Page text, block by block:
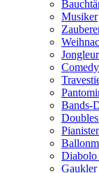
Musiker
Bands-
Gaukler